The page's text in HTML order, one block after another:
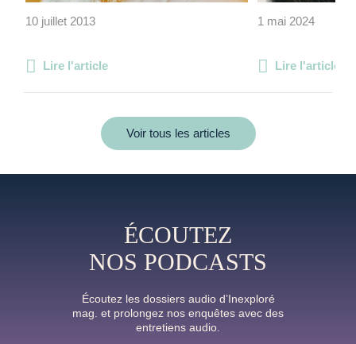
10 juillet 2013
Lire l'article
1 mai 2024
Lire l'article
Voir tous les articles
ÉCOUTEZ
NOS PODCASTS
Écoutez les dossiers audio d’Inexploré
mag. et prolongez nos enquêtes avec des
entretiens audio.